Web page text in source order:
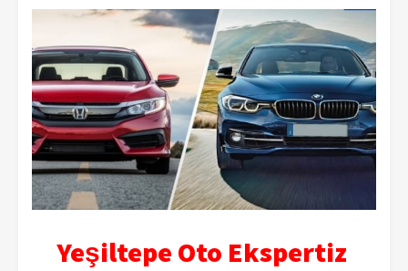
Yeşiltepe Oto Ekspertiz